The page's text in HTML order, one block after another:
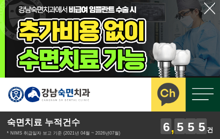
숙면치료 누적건수
* NIMS 취급일자 보고 기준 (2021년 04월 ~ 2026년07월) 6 5 5 5 건